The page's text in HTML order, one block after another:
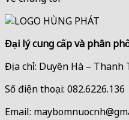
Đại lý cung cấp và phân
Địa chỉ: Duyên Hà – Thanh
Số điện thoại: 082.6226.136
Email: